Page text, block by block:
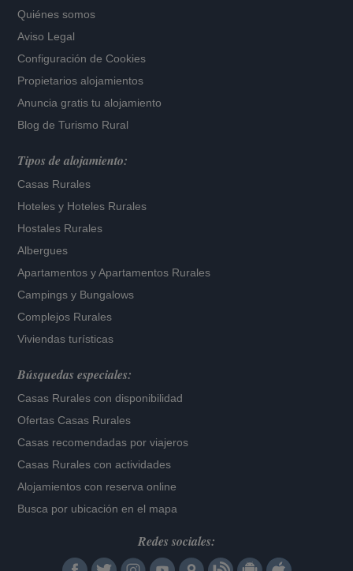
Quiénes somos
Aviso Legal
Configuración de Cookies
Propietarios alojamientos
Anuncia gratis tu alojamiento
Blog de Turismo Rural
Tipos de alojamiento:
Casas Rurales
Hoteles y Hoteles Rurales
Hostales Rurales
Albergues
Apartamentos yApartamentos Rurales
Campings y Bungalows
Complejos Rurales
Viviendas turísticas
Búsquedas especiales:
Casas Rurales con disponibilidad
Ofertas Casas Rurales
Casas recomendadas por viajeros
Casas Rurales con actividades
Alojamientos con reserva online
Busca por ubicación en el mapa
Redes sociales: